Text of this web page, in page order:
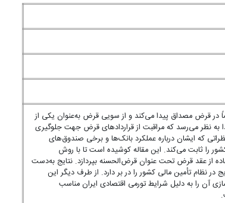
در قرض مصداق پیدا می‌کند و از سویی قرض به‌عنوان یکی از
به نظر می‌رسد که مراقبت از قراردادهای قرض جهت جلوگیری
که ایشان درباره عملکرد بانک‌ها و برخی صندوق‌های
را ثابت می‌کند. این مقاله کوشیده است تا با روش
از عقد قرض تحت عنوان قرض‌الحسنه بپردازد. نتایج به‌دست
در نظام تأمین مالی کشور را در بر دارد. از طرف دیگر این
آن را به دلیل شرایط تورمی اقتصادی ایران مناسب